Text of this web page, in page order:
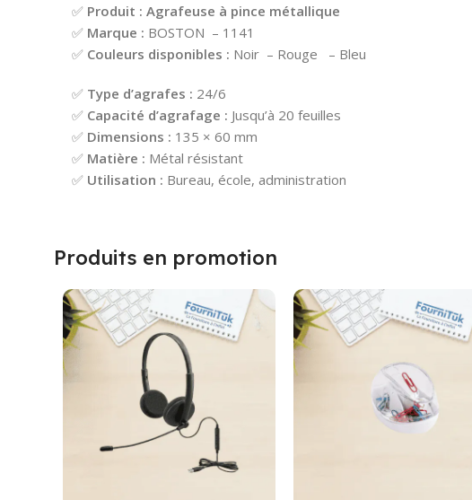
✅ Produit : Agrafeuse à pince métallique
✅ Marque : BOSTON – 1141
✅ Couleurs disponibles : Noir – Rouge – Bleu
✅ Type d’agrafes : 24/6
✅ Capacité d’agrafage : Jusqu’à 20 feuilles
✅ Dimensions : 135 × 60 mm
✅ Matière : Métal résistant
✅ Utilisation : Bureau, école, administration
Produits en promotion